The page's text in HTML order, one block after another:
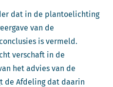
dat in de plantoelichting
van de
is vermeld.
verschaft in de
het advies van de
de Afdeling dat daarin